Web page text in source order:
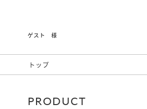
ゲスト 様
トップ
PRODUCT